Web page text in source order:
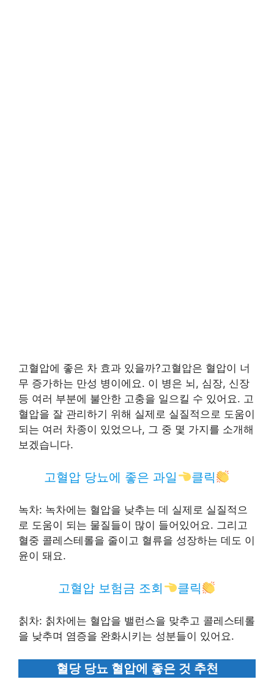
고혈압에 좋은 차 효과 있을까?고혈압은 혈압이 너
무 증가하는 만성 병이에요. 이 병은 뇌, 심장, 신장
등 여러 부분에 불안한 고충을 일으킬 수 있어요. 고
혈압을 잘 관리하기 위해 실제로 실질적으로 도움이
되는 여러 차종이 있었으나, 그 중 몇 가지를 소개해
보겠습니다.
고혈압 당뇨에 좋은 과일 클릭
녹차: 녹차에는 혈압을 낮추는 데 실제로 실질적으
로 도움이 되는 물질들이 많이 들어있어요. 그리고
혈중 콜레스테롤을 줄이고 혈류을 성장하는 데도 이
윤이 돼요.
고혈압 보험금 조회 클릭
칡차: 칡차에는 혈압을 밸런스을 맞추고 콜레스테롤
을 낮추며 염증을 완화시키는 성분들이 있어요.
혈당 당뇨 혈압에 좋은 것 추천